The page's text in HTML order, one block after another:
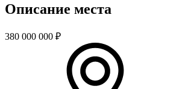
Описание места
380 000 000 ₽